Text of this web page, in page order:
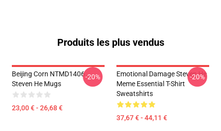
Produits les plus vendus
Beijing Corn NTMD1406
Steven He Mugs
23,00 € - 26,68 €
-20%
Emotional Damage Steven He
Meme Essential T-Shirt
Sweatshirts
37,67 € - 44,11 €
-20%